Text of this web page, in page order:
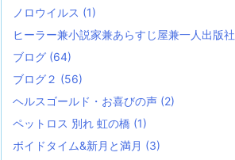
ノロウイルス (1)
ヒーラー兼小説家兼あらすじ屋兼一人出版社
ブログ (64)
ブログ２ (56)
ヘルスゴールド・お喜びの声 (2)
ペットロス 別れ 虹の橋 (1)
ボイドタイム&新月と満月 (3)